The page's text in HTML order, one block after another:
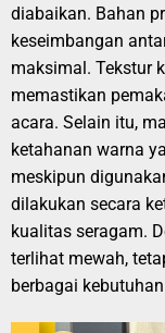
diabaikan. Bahan
keseimbangan
maksimal. Tekstur
memastikan
acara. Selain itu,
ketahanan warna
meskipun
dilakukan secara
kualitas seragam.
terlihat mewah,
berbagai